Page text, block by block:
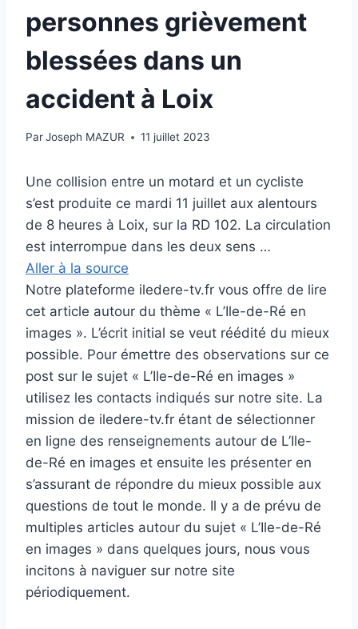
personnes grièvement
blessées dans un
accident à Loix
ParJoseph MAZUR 11 juillet 2023
Une collision entre un motard et un cycliste
s’est produite ce mardi 11 juillet aux alentours
de 8 heures à Loix, sur la RD 102. La circulation
est interrompue dans les deux sens …
Aller à la source
Notre plateforme iledere-tv.fr vous offre de lire
cet article autour du thème « L’Ile-de-Ré en
images ». L’écrit initial se veut réédité du mieux
possible. Pour émettre des observations sur ce
post sur le sujet « L’Ile-de-Ré en images »
utilisez les contacts indiqués sur notre site. La
mission de iledere-tv.fr étant de sélectionner
en ligne des renseignements autour de L’Ile-
de-Ré en images et ensuite les présenter en
s’assurant de répondre du mieux possible aux
questions de tout le monde. Il y a de prévu de
multiples articles autour du sujet « L’Ile-de-Ré
en images » dans quelques jours, nous vous
incitons à naviguer sur notre site
périodiquement.